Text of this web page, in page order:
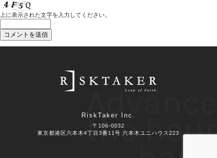
上に表示された文字を入力してください。
RiskTaker Inc.
〒106-0032
東京都港区六本木4丁目3番11号 六本木ユニハウス223
Advance
the hour